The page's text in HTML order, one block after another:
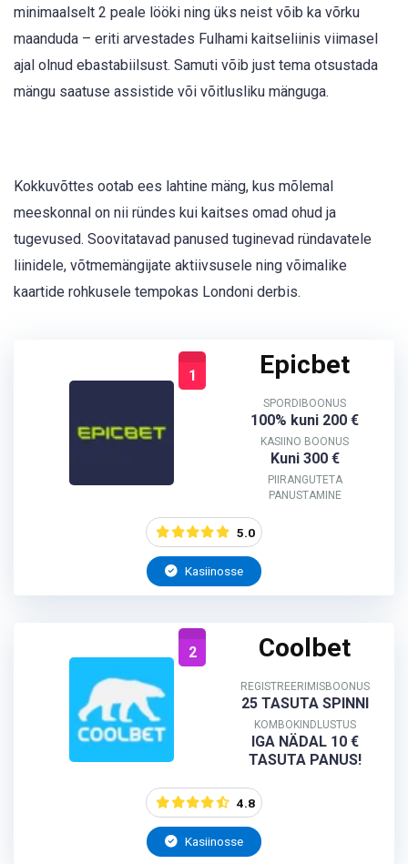
minimaalselt 2 peale lööki ning üks neist võib ka võrku
maanduda – eriti arvestades Fulhami kaitseliinis viimasel
ajal olnud ebastabiilsust. Samuti võib just tema otsustada
mängu saatuse assistide või võitlusliku mänguga.
Kokkuvõttes ootab ees lahtine mäng, kus mõlemal
meeskonnal on nii ründes kui kaitses omad ohud ja
tugevused. Soovitatavad panused tuginevad ründavatele
liinidele, võtmemängijate aktiivsusele ning võimalike
kaartide rohkusele tempokas Londoni derbis.
1 Epicbet
SPORDIBOONUS
100% kuni 200 €
KASIINO BOONUS
Kuni 300 €
PIIRANGUTETA
PANUSTAMINE
5.0
Kasiinosse
2 Coolbet
REGISTREERIMISBOONUS
25 TASUTA SPINNI
KOMBOKINDLUSTUS
IGA NÄDAL 10 €
TASUTA PANUS!
4.8
Kasiinosse